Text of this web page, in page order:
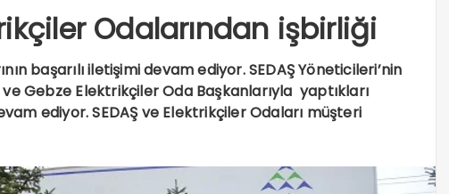
Odalarından işbirliği
başarılı iletişimi devam ediyor. SEDAŞ Yöneticileri’nin
Gebze Elektrikçiler Oda Başkanlarıyla yaptıkları
ediyor. SEDAŞ ve Elektrikçiler Odaları müşteri